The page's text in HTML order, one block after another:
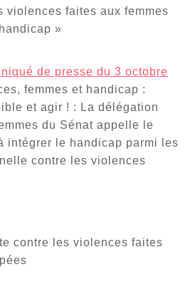
violences faites aux femmes
»
de presse du 3 octobre
femmes et handicap :
et agir ! : La délégation
du Sénat appelle le
intégrer le handicap parmi les
contre les violences